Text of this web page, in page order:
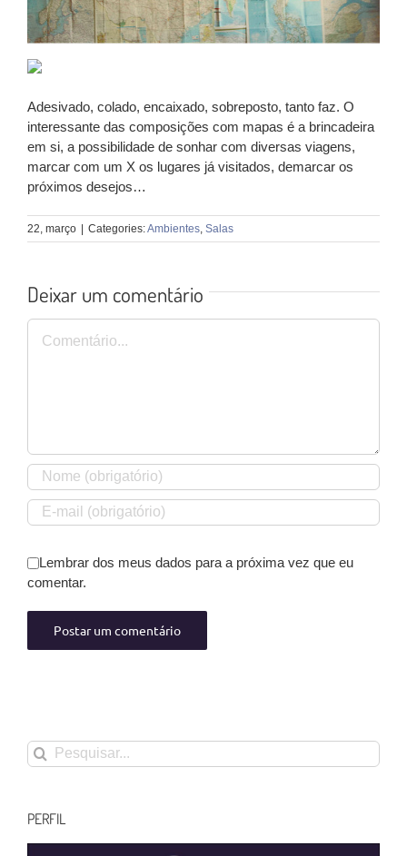
Adesivado, colado, encaixado, sobreposto, tanto faz. O
interessante das composições com mapas é a brincadeira
em si, a possibilidade de sonhar com diversas viagens,
marcar com um X os lugares já visitados, demarcar os
próximos desejos…
22, março | Categories:Ambientes Salas
Deixar um comentário
Comentário
Lembrar dos meus dados para a próxima vez que eu
comentar.
Buscar
resultados
PERFIL